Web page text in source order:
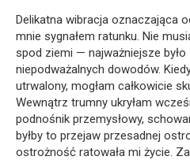
Delikatna wibracja oznaczająca
mnie sygnałem ratunku. Nie
spod ziemi — najważniejsze było
niepodważalnych dowodów.
utrwalony, mogłam całkowicie
Wewnątrz trumny ukryłam
podnośnik przemysłowy,
byłby to przejaw przesadnej
ostrożność ratowała mi życie.